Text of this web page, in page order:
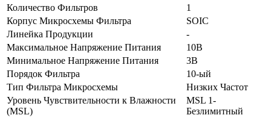
Количество Фильтров
1
Корпус Микросхемы Фильтра
SOIC
Линейка Продукции
-
Максимальное Напряжение Питания
10В
Минимальное Напряжение Питания
3В
Порядок Фильтра
10-ый
Тип Фильтра Микросхемы
Низких Частот
Уровень Чувствительности к Влажности
(MSL)
MSL 1-
Безлимитный